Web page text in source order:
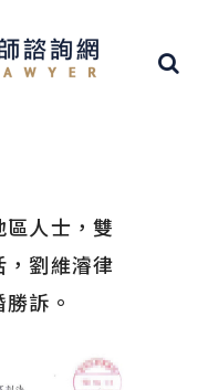
人士，雙
劉維濬律
訴。